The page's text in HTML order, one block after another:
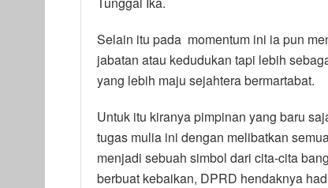
Selain itu pada momentum ini ia pun
jabatan atau kedudukan tapi lebih
yang lebih maju sejahtera bermartabat.
Untuk itu kiranya pimpinan yang baru
tugas mulia ini dengan melibatkan
menjadi sebuah simbol dari cita-cita
berbuat kebaikan, DPRD hendaknya